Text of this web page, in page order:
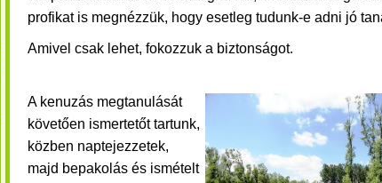
profikat is megnézzük, hogy esetleg tudunk-e adni jó
Amivel csak lehet, fokozzuk a biztonságot.
A kenuzás megtanulását
követően ismertetőt tartunk,
közben naptejezzetek,
majd bepakolás és ismételt